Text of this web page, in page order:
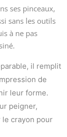
ses pinceaux,
sans les outils
à ne pas
il remplit
de
leur forme.
peigner,
crayon pour